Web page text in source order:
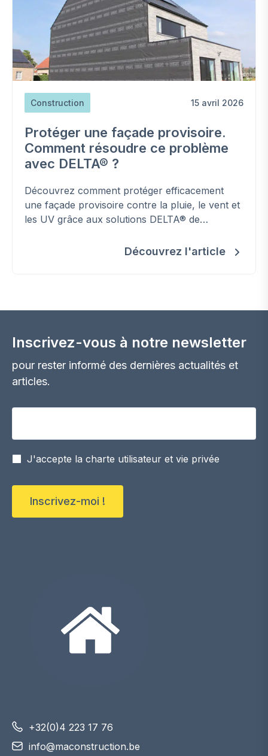
Construction 15 avril 2026
Protéger une façade provisoire.
Comment résoudre ce problème
avec DELTA® ?
Découvrez comment protéger efficacement
une façade provisoire contre la pluie, le vent et
les UV grâce aux solutions DELTA® de
EXXTREM adaptée aux murs d’attente en
Découvrez l'article
Inscrivez-vous à notre newsletter
pour rester informé des dernières actualités et
articles.
J'accepte la charte utilisateur et vie privée
Inscrivez-moi !
+32(0)4 223 17 76
info@maconstruction.be